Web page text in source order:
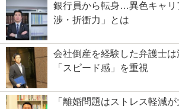
銀行員から転身…異色キャリ
渉・折衝力」とは
会社倒産を経験した弁護士
「スピード感」を重視
「離婚問題はストレス軽減